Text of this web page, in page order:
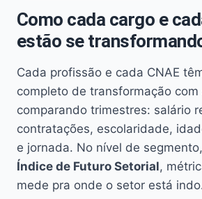
Como cada cargo e
estão se
Cada profissão e cada CNAE
completo de transformação
comparando trimestres: salário
contratações, escolaridade,
e jornada. No nível de
Índice de Futuro Setorial,
mede pra onde o setor está